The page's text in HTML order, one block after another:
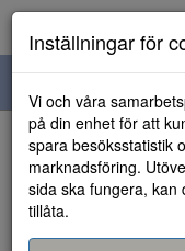
navigation
HEM
Inställningar för
Vi och våra
på din enhet för att
spara besöksstatistik
marknadsföring.
sida ska fungera, kan
tillåta.